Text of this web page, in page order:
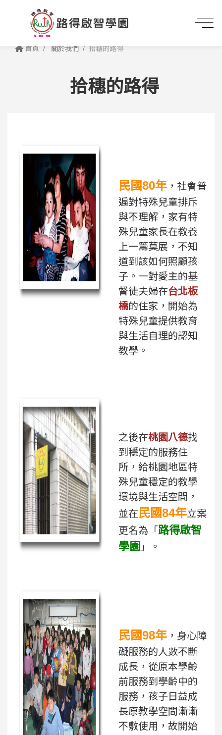
首頁 關於我們 拾穗的路得
拾穗的路得
民國80年 ，社會普
遍對特殊兒童排斥
與不理解，家有特
殊兒童家長在教養
上一籌莫展，不知
道到該如何照顧孩
子。一對愛主的基
督徒夫婦在台北板
橋的住家，開始為
特殊兒童提供教育
與生活自理的認知
教學。
之後在桃園八德找
到穩定的服務住
所，給桃園地區特
殊兒童穩定的教學
環境與生活空間，
並在 民國84年立案
更名為「 路得啟智
學園 」。
民國98年 ，身心障
礙服務的人數不斷
成長，從原本學齡
前服務到學齡中的
服務，孩子日益成
長原教學空間漸漸
不敷使用，故開始